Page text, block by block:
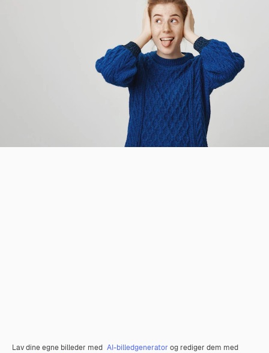
Lav dine egne billeder med AI-billedgenerator og rediger dem med